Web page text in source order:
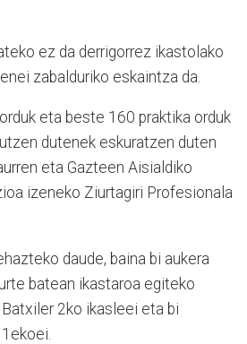
ez da derrigorrez ikastolako
zabalduriko eskaintza da.
eta beste 160 praktika orduk
dutenek eskuratzen duten
eta Gazteen Aisialdiko
izeneko Ziurtagiri Profesionala
daude, baina bi aukera
batean ikastaroa egiteko
2ko ikasleei eta bi